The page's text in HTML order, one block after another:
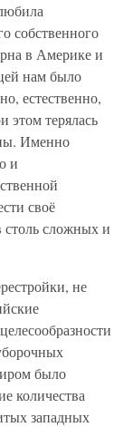
собственного
в Америке и
нам было
естественно,
этом терялась
Именно
и
своё
столь сложных и
не
было
количества
западных